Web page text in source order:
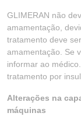
GLIMERAN não
amamentação,
tratamento deve
amamentação. Se
informar ao
tratamento por
Alterações na
máquinas